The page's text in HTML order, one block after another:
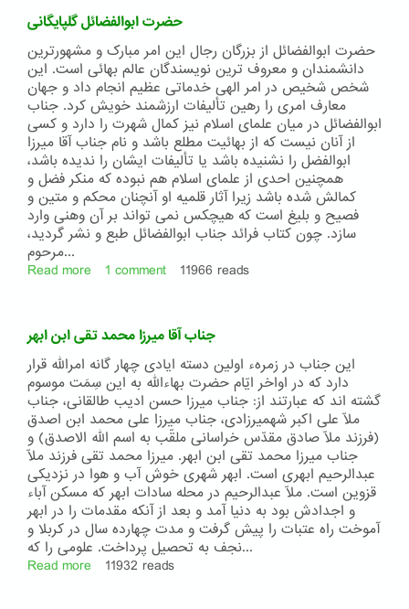
جناب
سلیمان
خان
تنکابنی
ملقّب
به
جمال
الدّین
و
جناب
آقا
سیّد
مصطفی
شهید
رومی
حضرت ابوالفضائل گلپایگانی
حضرت ابوالفضائل از بزرگان رجال این امر مبارک و مشهورترین
دانشمندان و معروف ترین نویسندگان عالم بهائی است. این
شخص شخیص در امر الهی خدماتی عظیم انجام داد و جهان
معارف امری را رهین تألیفات ارزشمند خویش کرد. جناب
ابوالفضائل در میان علمای اسلام نیز کمال شهرت را دارد و کسی
از آنان نیست که از بهائیت مطلع باشد و نام جناب آقا میرزا
ابوالفضل را نشنیده باشد یا تألیفات ایشان را ندیده باشد،
همچنین احدی از علمای اسلام هم نبوده که منکر فضل و
کمالش شده باشد زیرا آثار قلمیه او آنچنان محکم و متین و
فصیح و بلیغ است که هیچکس نمی تواند بر آن وهنی وارد
سازد. چون کتاب فرائد جناب ابوالفضائل طبع و نشر گردید،
مرحوم...
Read more about
گلپایگانی
1 comment 11966 reads
جناب آقا میرزا محمد تقی ابن ابهر
این جناب در زمرهء اولین دسته ایادی چهار گانه امرالله قرار
دارد که در اواخر ایّام حضرت بهاءالله به این سِمَت موسوم
گشته اند که عبارتند از: جناب میرزا حسن ادیب طالقانی، جناب
ملّا علی اکبر شهمیرزادی، جناب میرزا علی محمد ابن اصدق
(فرزند ملّا صادق مقدّس خراسانی ملقّب به اسم الله الاصدق) و
جناب میرزا محمد تقی ابن ابهر. میرزا محمد تقی فرزند ملّا
عبدالرحیم ابهری است. ابهر شهری خوش آب و هوا در نزدیکی
قزوین است. ملّا عبدالرحیم در محله سادات ابهر که مسکن آباء
و اجدادش بود به دنیا آمد و بعد از آنکه مقدمات را در ابهر
آموخت راه عتبات را پیش گرفت و مدت چهارده سال در کربلا و
نجف به تحصیل پرداخت. علومی را که...
Read more about
11932 reads